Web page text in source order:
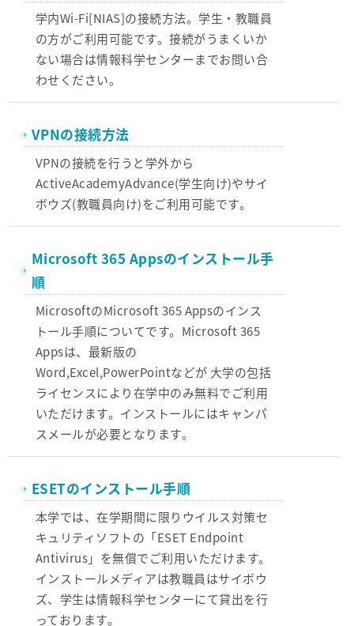
学内Wi-Fi[NIAS]の接続方法。学生・教職員
の方がご利用可能です。接続がうまくいか
ない場合は情報科学センターまでお問い合
わせください。
VPNの接続方法
VPNの接続を行うと学外から
ActiveAcademyAdvance(学生向け)やサイ
ボウズ(教職員向け)をご利用可能です。
Microsoft 365 Appsのインストール手
順
MicrosoftのMicrosoft 365 Appsのインス
トール手順についてです。Microsoft 365
Appsは、最新版の
Word,Excel,PowerPointなどが 大学の包括
ライセンスにより在学中のみ無料でご利用
いただけます。インストールにはキャンパ
スメールが必要となります。
ESETのインストール手順
本学では、在学期間に限りウイルス対策セ
キュリティソフトの「ESET Endpoint
Antivirus」を無償でご利用いただけます。
インストールメディアは教職員はサイボウ
ズ、学生は情報科学センターにて貸出を行
っております。